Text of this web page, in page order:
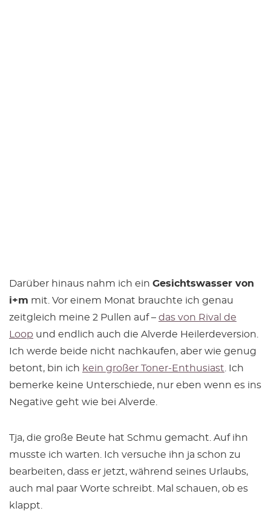
Darüber hinaus nahm ich ein Gesichtswasser von
i+m mit. Vor einem Monat brauchte ich genau
zeitgleich meine 2 Pullen auf – das von Rival de
Loop und endlich auch die Alverde Heilerdeversion.
Ich werde beide nicht nachkaufen, aber wie genug
betont, bin ich kein großer Toner-Enthusiast . Ich
bemerke keine Unterschiede, nur eben wenn es ins
Negative geht wie bei Alverde.
Tja, die große Beute hat Schmu gemacht. Auf ihn
musste ich warten. Ich versuche ihn ja schon zu
bearbeiten, dass er jetzt, während seines Urlaubs,
auch mal paar Worte schreibt. Mal schauen, ob es
klappt.